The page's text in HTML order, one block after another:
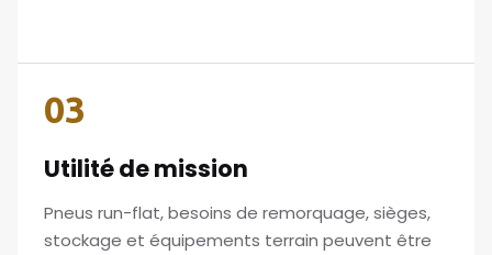
03
Utilité de mission
Pneus run-flat, besoins de remorquage, sièges,
stockage et équipements terrain peuvent être